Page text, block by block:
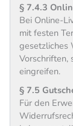
§ 7.4.3
Bei Online-
mit festen
gesetzliches
Vorschriften,
eingreifen.
§ 7.5
Für den